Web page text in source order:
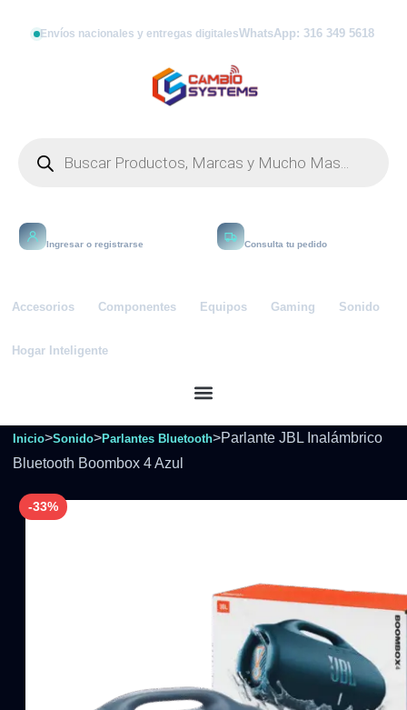
Envíos nacionales y entregas digitalesWhatsApp: 316 349 5618
Ingresar o registrarse Consulta tu pedido
Accesorios Componentes Equipos Gaming Sonido
Hogar Inteligente
Inicio>Sonido>Parlantes Bluetooth>Parlante JBL Inalámbrico
Bluetooth Boombox 4 Azul
-33%